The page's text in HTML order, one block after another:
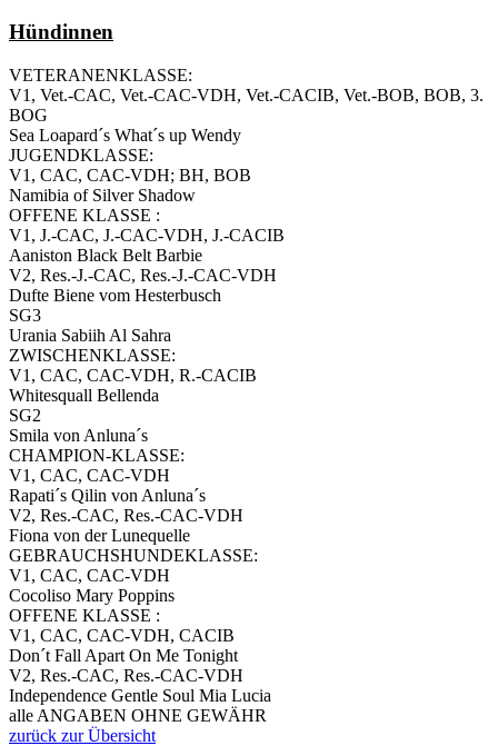
Hündinnen
VETERANENKLASSE:
V1, Vet.-CAC, Vet.-CAC-VDH, Vet.-CACIB, Vet.-BOB, BOB, 3.
BOG
Sea Loapard´s What´s up Wendy
JUGENDKLASSE:
V1, CAC, CAC-VDH; BH, BOB
Namibia of Silver Shadow
OFFENE KLASSE :
V1, J.-CAC, J.-CAC-VDH, J.-CACIB
Aaniston Black Belt Barbie
V2, Res.-J.-CAC, Res.-J.-CAC-VDH
Dufte Biene vom Hesterbusch
SG3
Urania Sabiih Al Sahra
ZWISCHENKLASSE:
V1, CAC, CAC-VDH, R.-CACIB
Whitesquall Bellenda
SG2
Smila von Anluna´s
CHAMPION-KLASSE:
V1, CAC, CAC-VDH
Rapati´s Qilin von Anluna´s
V2, Res.-CAC, Res.-CAC-VDH
Fiona von der Lunequelle
GEBRAUCHSHUNDEKLASSE:
V1, CAC, CAC-VDH
Cocoliso Mary Poppins
OFFENE KLASSE :
V1, CAC, CAC-VDH, CACIB
Don´t Fall Apart On Me Tonight
V2, Res.-CAC, Res.-CAC-VDH
Independence Gentle Soul Mia Lucia
alle ANGABEN OHNE GEWÄHR
zurück zur Übersicht